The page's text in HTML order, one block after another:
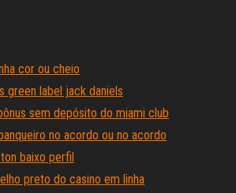
cor ou cheio
green label jack daniels
sem depósito do miami club
no acordo ou no acordo
baixo perfil
preto do casino em linha